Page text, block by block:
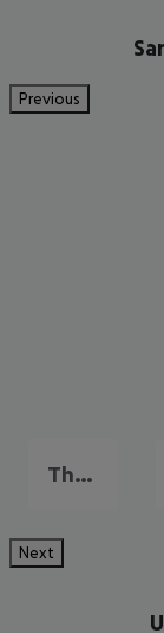
Previous
Thessaloniki
Next